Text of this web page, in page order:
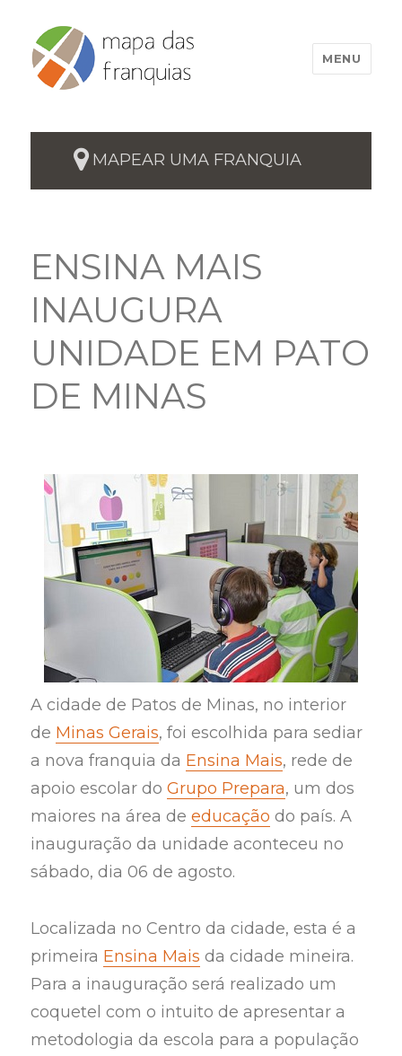
MENU
MAPEAR UMA FRANQUIA
ENSINA MAIS
INAUGURA
UNIDADE EM PATO
DE MINAS
A cidade de Patos de Minas, no interior
de Minas Gerais, foi escolhida para sediar
a nova franquia da Ensina Mais, rede de
apoio escolar doGrupo Prepara, um dos
maiores na área deeducação do país. A
inauguração da unidade aconteceu no
sábado, dia 06 de agosto.
Localizada no Centro da cidade, esta é a
primeira Ensina Mais da cidade mineira.
Para a inauguração será realizado um
coquetel com o intuito de apresentar a
metodologia da escola para a população